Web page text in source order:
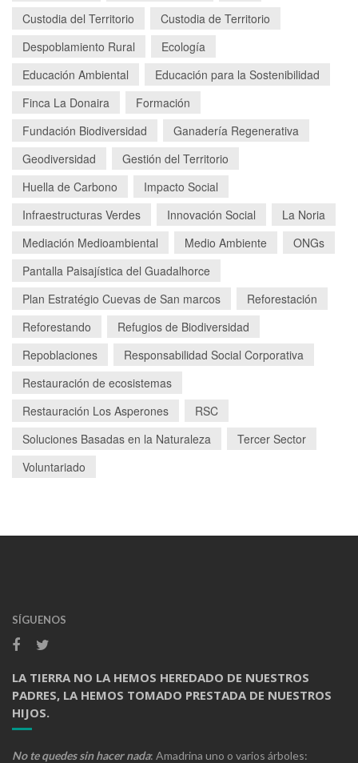
Custodia del Territorio
Custodia de Territorio
Despoblamiento Rural
Ecología
Educación Ambiental
Educación para la Sostenibilidad
Finca La Donaira
Formación
Fundación Biodiversidad
Ganadería Regenerativa
Geodiversidad
Gestión del Territorio
Huella de Carbono
Impacto Social
Infraestructuras Verdes
Innovación Social
La Noria
Mediación Medioambiental
Medio Ambiente
ONGs
Pantalla Paisajística del Guadalhorce
Plan Estratégio Cuevas de San marcos
Reforestación
Reforestando
Refugios de Biodiversidad
Repoblaciones
Responsabilidad Social Corporativa
Restauración de ecosistemas
Restauración Los Asperones
RSC
Soluciones Basadas en la Naturaleza
Tercer Sector
Voluntariado
SÍGUENOS
LA TIERRA NO LA HEMOS HEREDADO DE NUESTROS
PADRES, LA HEMOS TOMADO PRESTADA DE NUESTROS
HIJOS.
No te quedes sin hacer nada: Amadrina uno o varios árboles: